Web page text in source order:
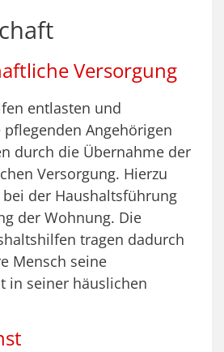
Versorgung
entlasten und
Angehörigen
durch die Übernahme der
Versorgung. Hierzu
der Haushaltsführung
der Wohnung. Die
tragen dadurch
Mensch seine
in seiner häuslichen